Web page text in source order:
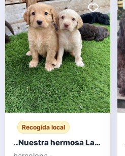
Recogida local
..Nuestra hermosa Labradora chocolate ha dado a luz a 10 cachorros robustos.